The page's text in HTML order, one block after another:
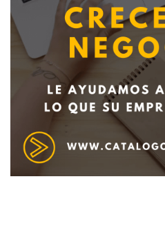
Deseo recibir
Servicios